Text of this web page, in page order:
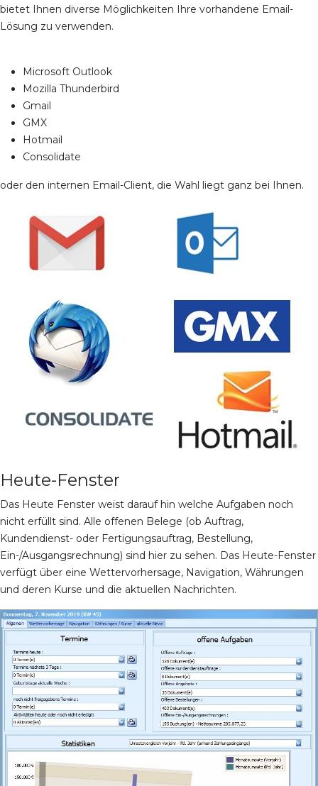
bietet Ihnen diverse Möglichkeiten Ihre vorhandene Email-
Lösung zu verwenden.
Microsoft Outlook
Mozilla Thunderbird
Gmail
GMX
Hotmail
Consolidate
oder den internen Email-Client, die Wahl liegt ganz bei Ihnen.
Heute-Fenster
Das Heute Fenster weist darauf hin welche Aufgaben noch
nicht erfüllt sind. Alle offenen Belege (ob Auftrag,
Kundendienst- oder Fertigungsauftrag, Bestellung,
Ein-/Ausgangsrechnung) sind hier zu sehen. Das Heute-Fenster
verfügt über eine Wettervorhersage, Navigation, Währungen
und deren Kurse und die aktuellen Nachrichten.